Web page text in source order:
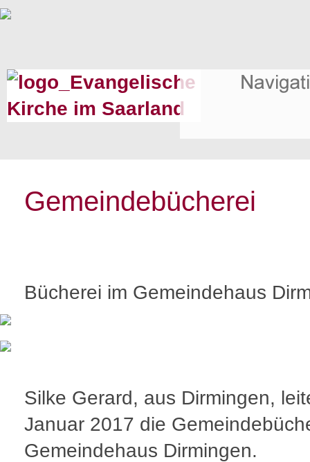
Gemeindebücherei
Bücherei im Gemeindehaus
Silke Gerard, aus Dirmingen,
Januar 2017 die
Gemeindehaus Dirmingen.